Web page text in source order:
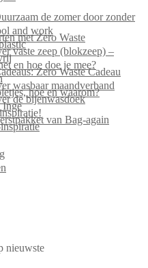
de zomer door zonder
and work
met Zero Waste
vaste zeep (blokzeep) –
en hoe doe je mee?
Zero Waste Cadeau
wasbaar maandverband
hoe en waarom?
de bijenwasdoek
Inge
van Bag-again
nieuwste